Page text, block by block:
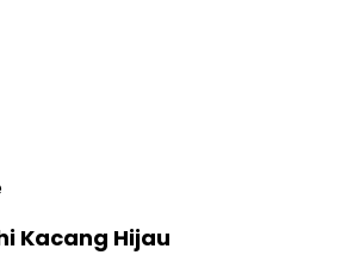
Kacang Hijau